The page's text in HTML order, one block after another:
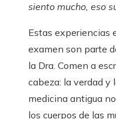
siento mucho, eso
Estas experiencias
examen son parte
la Dra. Comen a
cabeza: la verdad y
medicina antigua
los cuerpos de las